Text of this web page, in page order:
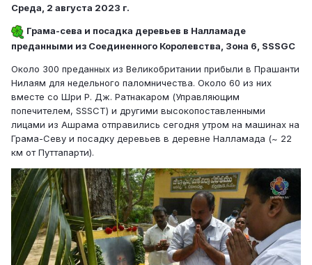
Среда, 2 августа 2023 г.
Грама-сева и посадка деревьев в Налламаде
преданными из Соединенного Королевства, Зона 6, SSSGC
Около 300 преданных из Великобритании прибыли в Прашанти
Нилаям для недельного паломничества. Около 60 из них
вместе со Шри Р. Дж. Ратнакаром (Управляющим
попечителем, SSSCT) и другими высокопоставленными
лицами из Ашрама отправились сегодня утром на машинах на
Грама-Севу и посадку деревьев в деревне Налламада (~ 22
км от Путтапарти).